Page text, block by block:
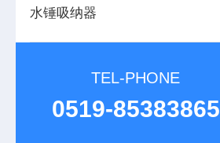
水锤吸纳器
TEL-PHONE
0519-85383865